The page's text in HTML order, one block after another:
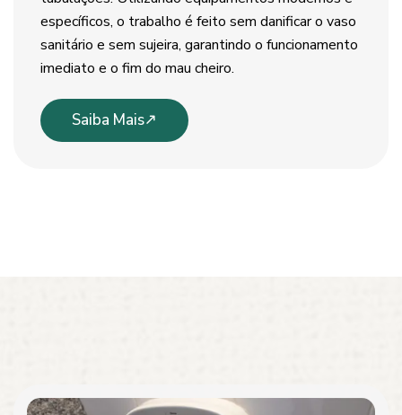
específicos, o trabalho é feito sem danificar o vaso
sanitário e sem sujeira, garantindo o funcionamento
imediato e o fim do mau cheiro.
Saiba Mais